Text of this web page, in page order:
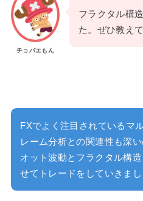
チョパエもん
フラクタル構
た。ぜひ教え
FXでよく注目されているマ
レーム分析との関連性も深い
オット波動とフラクタル構
せてトレードをしていきまし